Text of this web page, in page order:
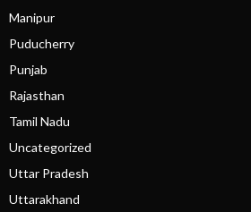
Manipur
Puducherry
Punjab
Rajasthan
Tamil Nadu
Uncategorized
Uttar Pradesh
Uttarakhand